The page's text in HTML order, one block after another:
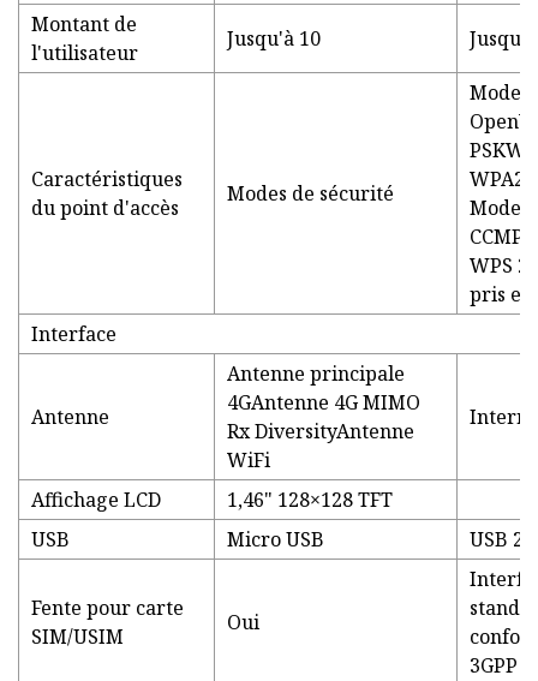
Montant de
l'utilisateur
Jusqu'à 10
Caractéristiques
du point d'accès
Modes de sécurité
Mode
WPA2
Mode
CCMP
WPS
pris
Interface
Antenne
Antenne principale
4GAntenne 4G MIMO
Rx DiversityAntenne
WiFi
Interne
Affichage LCD
1,46" 128×128 TFT
USB
Micro USB USB
Fente pour carte
SIM/USIM
Oui
3GPP